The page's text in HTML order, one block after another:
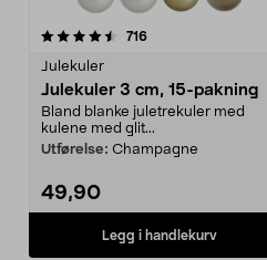
716anmeldelser
Julekuler
Julekuler 3 cm, 15-pakning
Bland blanke juletrekuler med
kulene med glit...
Utførelse: Champagne
49,90
Legg i handlekurv
4.5 av 5 stjerner